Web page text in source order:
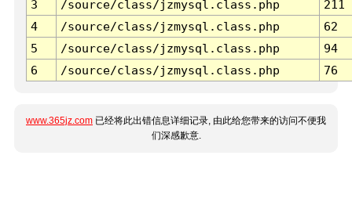
3 /source/class/jzmysql.class.php
211
4
/source/class/jzmysql.class.php
62
5
/source/class/jzmysql.class.php
94
6
/source/class/jzmysql.class.php 76
www.365jz.com 已经将此出错信息详细记录, 由此给您带来的访问不便我
们深感歉意.